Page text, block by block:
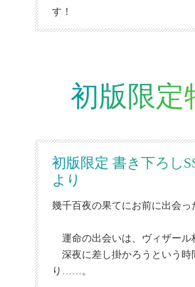
す！
初版限定
初版限定 書き下ろし
より
幾千百夜の果てにお前に出会
運命の出会いは、ヴィザール
深夜に差し掛かろうという時
り ……。